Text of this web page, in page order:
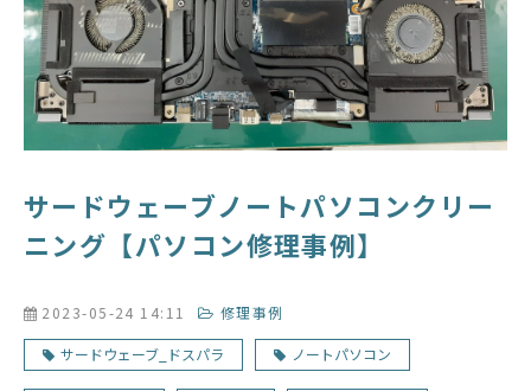
サードウェーブノートパソコンクリー
ニング【パソコン修理事例】
2023-05-24 14:11 修理事例
サードウェーブ_ドスパラ ノートパソコン